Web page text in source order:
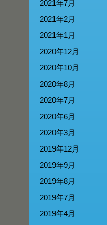
2021年7月
2021年2月
2021年1月
2020年12月
2020年10月
2020年8月
2020年7月
2020年6月
2020年3月
2019年12月
2019年9月
2019年8月
2019年7月
2019年4月